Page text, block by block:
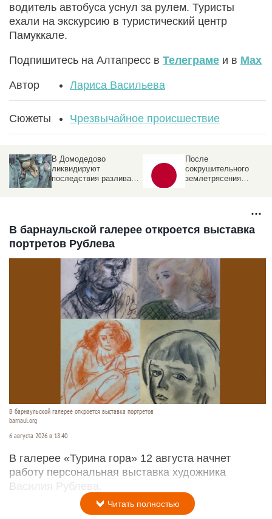
водитель автобуса уснул за рулем. Туристы
ехали на экскурсию в туристический центр
Памуккале.
Подпишитесь на Алтапресс в Телеграме и в Max
Автор Лариса Васильева
Сюжеты Чрезвычайное происшествие
В Домодедово
ликвидируют
последствия разлива
После
сокрушительного
землетрясения
В барнаульской галерее откроется выставка
портретов Рублева
В барнаульской галерее откроется выставка портретов
barnaul.org
6 августа 2026 в 18:40
В галерее «Турина гора» 12 августа начнет
работу персональная выставка художника
Василия Рублева.
Читать полностью